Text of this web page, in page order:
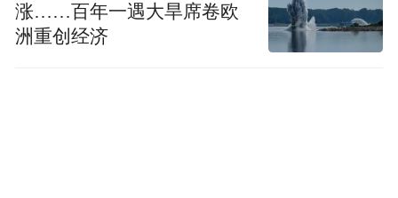
涨……百年一遇大旱席卷欧
洲重创经济